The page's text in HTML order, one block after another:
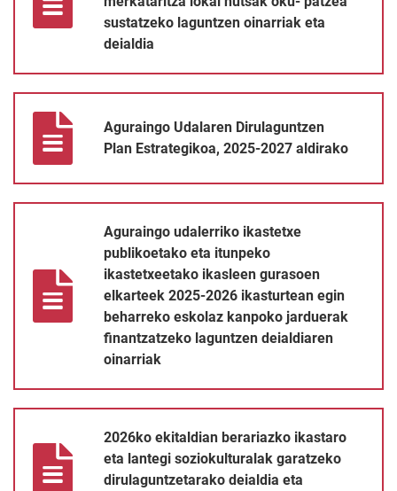
sustatzeko laguntzen oinarriak eta
deialdia
Aguraingo Udalaren Dirulaguntzen
Plan Estrategikoa, 2025-2027 aldirako
Aguraingo udalerriko ikastetxe
publikoetako eta itunpeko
ikastetxeetako ikasleen gurasoen
elkarteek 2025-2026 ikasturtean egin
beharreko eskolaz kanpoko jarduerak
finantzatzeko laguntzen deialdiaren
oinarriak
2026ko ekitaldian berariazko ikastaro
eta lantegi soziokulturalak garatzeko
dirulaguntzetarako deialdia eta